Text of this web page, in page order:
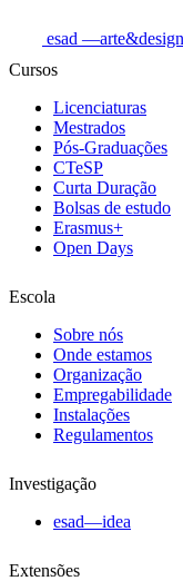
esad —arte&design
Cursos
Licenciaturas
Mestrados
Pós-Graduações
CTeSP
Curta Duração
Bolsas de estudo
Erasmus+
Open Days
Escola
Sobre nós
Onde estamos
Organização
Empregabilidade
Instalações
Regulamentos
Investigação
esad—idea
Extensões